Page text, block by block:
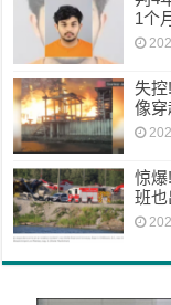
1个
失
像穿
惊
班也